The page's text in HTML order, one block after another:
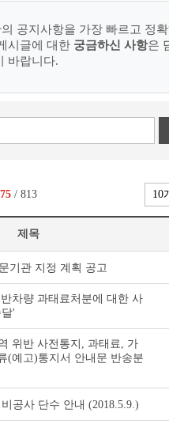
공지사항을 가장 빠르고 정
시글에 대한 궁금하신 사항은
바랍니다.
/ 813
제목
기관 지정 계획 공고
차량 과태료처분에 대한 사
'
위반 사전통지, 과태료, 가
(예고)통지서 안내문 반송분
공사 단수 안내 (2018.5.9.)